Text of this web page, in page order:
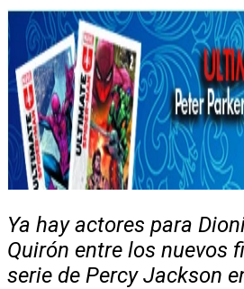
Ya hay actores para
Quirón entre los nuevos
serie de Percy Jackson